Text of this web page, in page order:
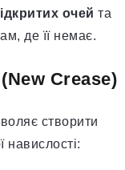
очей та
де її немає.
Crease)
створити
навислості: